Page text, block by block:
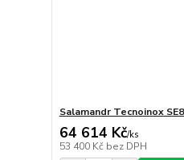
Salamandr Tecnoinox
64 614 Kč/ks
53 400 Kč bez DPH